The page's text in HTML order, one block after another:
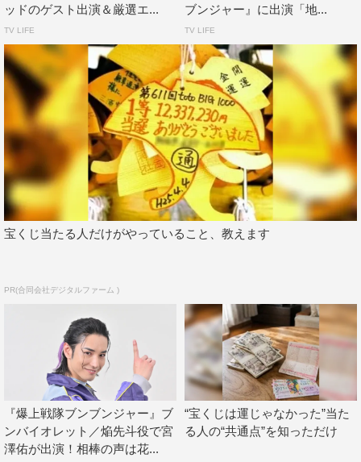
HIKAKIN 伊礼姫奈
爆上戦隊ブンブンジャー
ッドのゲスト出演＆厳選エ...
TV LIFE
ブンジャー』に出演「地...
TV LIFE
宝くじ当たる人だけがやっていること、教えます
PR(合同会社デジタルファーム )
『爆上戦隊ブンブンジャー』ブ
ンバイオレット／焔先斗役で宮
澤佑が出演！相棒の声は花...
“宝くじは運じゃなかった”当た
る人の“共通点”を知っただけ